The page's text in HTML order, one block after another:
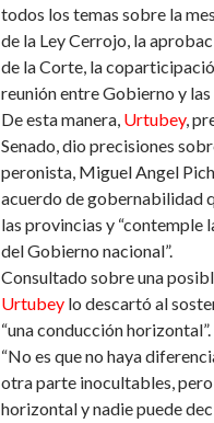
todos los temas sobre la
de la Ley Cerrojo, la
de la Corte, la
reunión entre Gobierno y
De esta manera, Urtubey,
Senado, dio precisiones
peronista, Miguel Angel
acuerdo de gobernabilidad
las provincias y “contemple
del Gobierno nacional”.
Consultado sobre una
Urtubey lo descartó al
“una conducción horizontal”.
“No es que no haya
otra parte inocultables,
horizontal y nadie puede